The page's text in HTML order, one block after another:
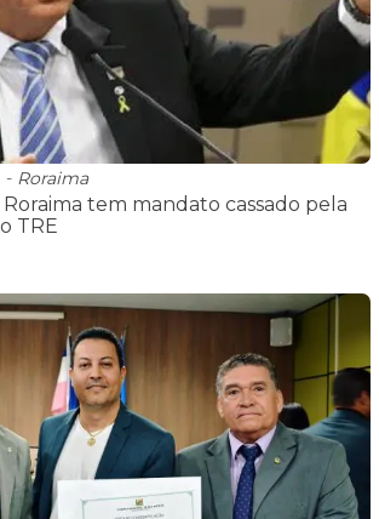
- Roraima
tem mandato cassado pela
TRE